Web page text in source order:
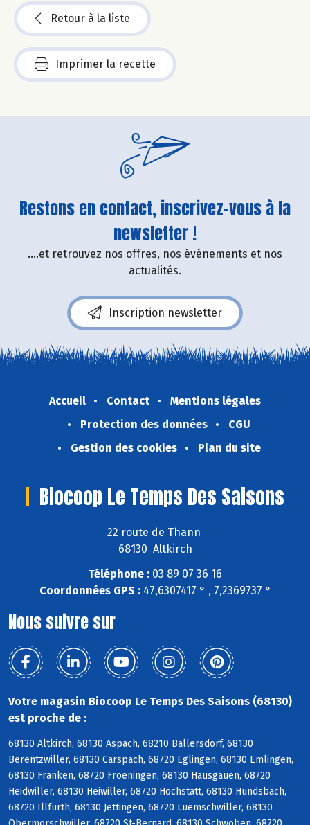
Retour à la liste
Imprimer la recette
Restons en contact, inscrivez-vous à la
newsletter !
....et retrouvez nos offres, nos événements et nos
actualités.
Inscription newsletter
Accueil Contact
Mentions légales
Protection des données
CGU
Gestion des cookies
Plan du site
Biocoop Le Temps Des Saisons
22 route de Thann
68130 Altkirch
Téléphone : 03 89 07 36 16
Coordonnées GPS :47,6307417 ° , 7,2369737 °
Nous suivre sur
Votre magasin Biocoop Le Temps Des Saisons (68130)
est proche de :
68130 Altkirch, 68130 Aspach, 68210 Ballersdorf, 68130
Berentzwiller, 68130 Carspach, 68720 Eglingen, 68130 Emlingen,
68130 Franken, 68720 Froeningen, 68130 Hausgauen, 68720
Heidwiller, 68130 Heiwiller, 68720 Hochstatt, 68130 Hundsbach,
68720 Illfurth, 68130 Jettingen, 68720 Luemschwiller, 68130